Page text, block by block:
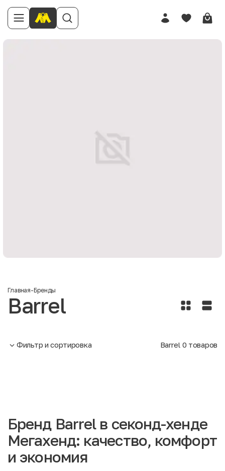
Главная-Бренды
Barrel
Фильтр и сортировка Barrel 0 товаров
Бренд Barrel в секонд-хенде
Мегахенд: качество, комфорт
и экономия